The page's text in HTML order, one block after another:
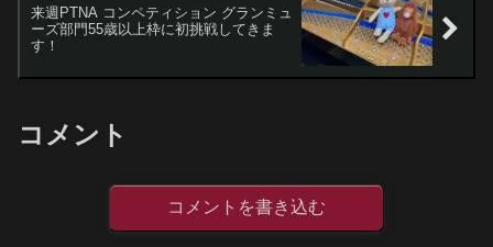
来週PTNA コンペティション グランミュ
ーズ部門55歳以上枠に初挑戦してきま
す！
コメント
コメントを書き込む